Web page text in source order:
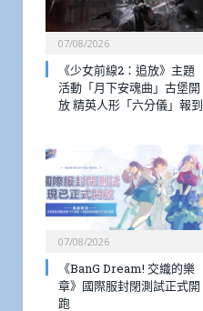
07/08/2026
《少女前線2：追放》主題
活動「月下安魂曲」古堡開
放 精英人形「六分儀」報到
07/08/2026
《BanG Dream! 交織的樂
章》國際服封閉測試正式開
跑